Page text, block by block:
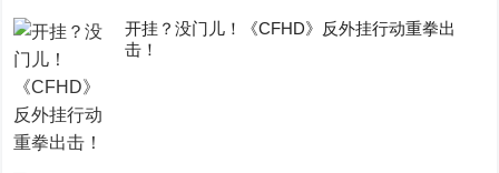
开挂？没门儿！《CFHD》反外挂行动重拳出
击！